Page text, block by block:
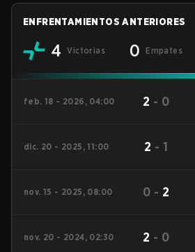
ENFRENTAMIENTOS ANTERIORES
4 Victorias 0 Empates
feb. 18 - 2026, 04:00 2 - 0
dic. 20 - 2025, 11:00 2 - 1
nov. 15 - 2025, 08:00 0 - 2
nov. 20 - 2024, 02:30 2 - 0